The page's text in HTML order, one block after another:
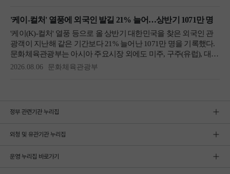
정부 관련기관 누리집
외청 및 유관기관 누리집
운영 누리집 바로가기